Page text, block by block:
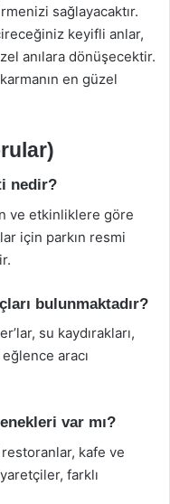
sağlayacaktır.
keyifli anlar,
anılara dönüşecektir.
en güzel
nedir?
ve etkinliklere göre
için parkın resmi
bulunmaktadır?
su kaydırakları,
aracı
var mı?
kafe ve
farklı